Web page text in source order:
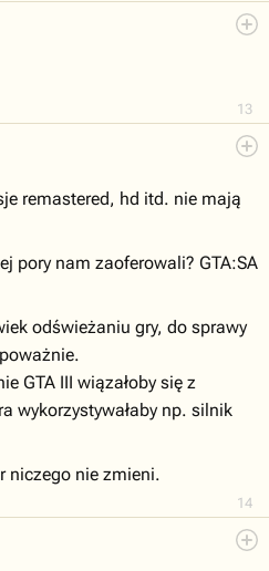
13
14
remastered, hd itd. nie mają
pory nam zaoferowali? GTA:SA
odświeżaniu gry, do sprawy
GTA III wiązałoby się z
wykorzystywałaby np. silnik
niczego nie zmieni.